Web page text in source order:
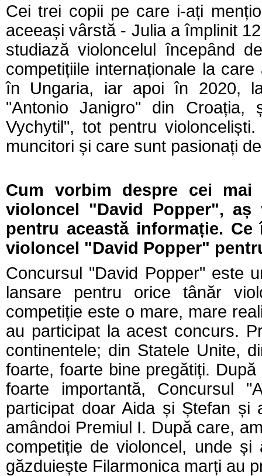
Cei trei copii pe care i-ați
aceeași vârstă - Julia a împlinit
studiază violoncelul începând
competițiile internaționale la
în Ungaria, iar apoi în 2020,
"Antonio Janigro" din
Vychytil", tot pentru
muncitori și care sunt pasionați
Cum vorbim despre cei
violoncel "David Popper",
pentru această informație.
violoncel "David Popper"
Concursul "David Popper" este
lansare pentru orice tânăr
competiție este o mare, mare
au participat la acest concurs.
continentele; din Statele Unite,
foarte, foarte bine pregătiți.
foarte importantă, Concursul
participat doar Aida și Ștefan și
amândoi Premiul I. După care,
competiție de violoncel, unde
găzduiește Filarmonica marți au